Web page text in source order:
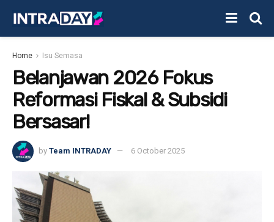
Home Isu Semasa
Belanjawan 2026 Fokus
Reformasi Fiskal & Subsidi
Bersasar!
by Team INTRADAY 6 October 2025